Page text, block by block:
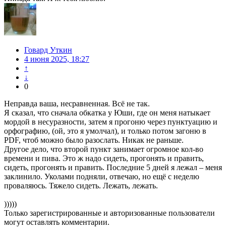
Говард Уткин
4 июня 2025, 18:27
↑
↓
0
Неправда ваша, несравненная. Всё не так.
Я сказал, что сначала обкатка у Юши, где он меня натыкает
мордой в несуразности, затем я прогоню через пунктуацию и
орфографию, (ой, это я умолчал), и только потом загоню в
PDF, чтоб можно было разослать. Никак не раньше.
Другое дело, что второй пункт занимает огромное кол-во
времени и пива. Это ж надо сидеть, прогонять и править,
сидеть, прогонять и править. Последние 5 дней я лежал – меня
заклинило. Уколами подняли, отвечаю, но ещё с неделю
проваляюсь. Тяжело сидеть. Лежать, лежать.
)))))
Только зарегистрированные и авторизованные пользователи
могут оставлять комментарии.